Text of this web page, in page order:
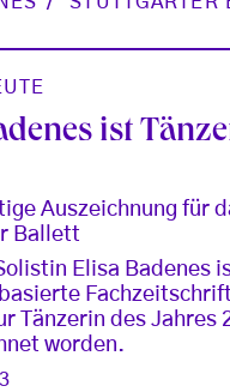
ist
Auszeichnung für
Ballett
Elisa Badenes
Tänzerin des Jahres
worden.